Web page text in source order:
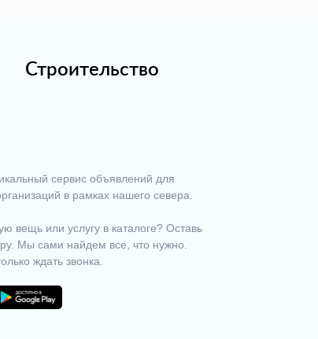
Строительство
сервис объявлений для
в рамках нашего севера.
вещь или услугу в каталоге? Оставь
Мы сами найдем все, что нужно.
ждать звонка.